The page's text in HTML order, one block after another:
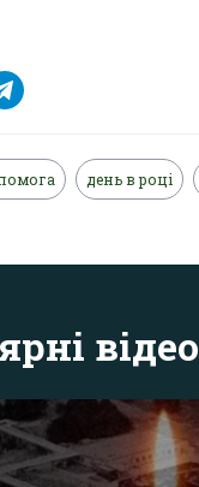
день в році
відео